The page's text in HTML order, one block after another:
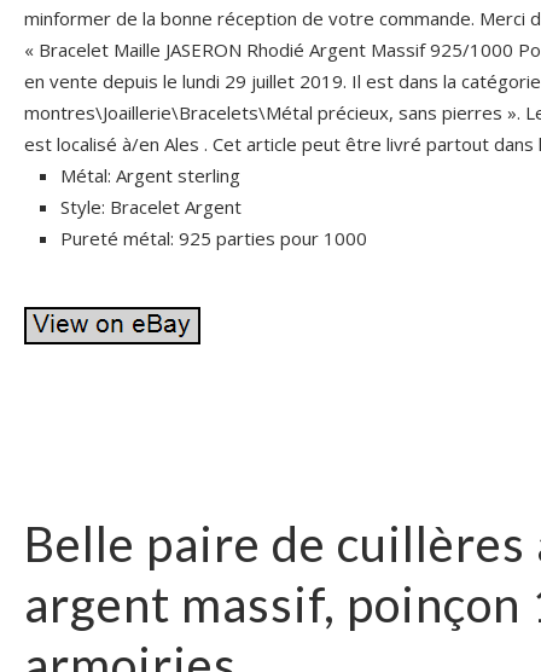
minformer de la bonne réception de votre commande. Merci
« Bracelet Maille JASERON Rhodié Argent Massif 925/1000
en vente depuis le lundi 29 juillet 2019. Il est dans la
montres\Joaillerie\Bracelets\Métal précieux, sans pierres ».
est localisé à/en Ales . Cet article peut être livré partout dans
Métal: Argent sterling
Style: Bracelet Argent
Pureté métal: 925 parties pour 1000
Belle paire de cuillères
argent massif, poinçon